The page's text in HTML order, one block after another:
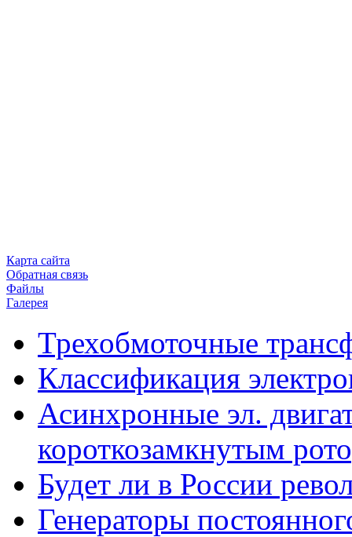
Карта сайта
Обратная связь
Файлы
Галерея
Трехобмоточные
Классификация
Асинхронные эл.
короткозамкнутым
Будет ли в России
Генераторы